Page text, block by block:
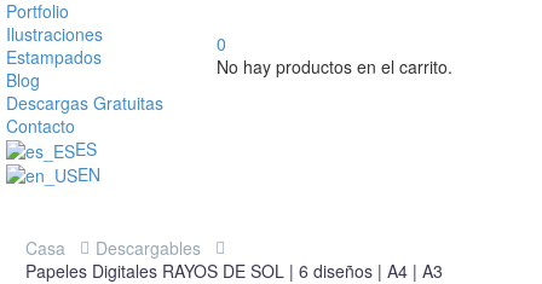
Portfolio
Ilustraciones
Estampados
Blog
Descargas Gratuitas
Contacto
ES
EN
0
No hay productos en el carrito.
Casa
Descargables
Papeles Digitales RAYOS DE SOL | 6 diseños | A4 | A3